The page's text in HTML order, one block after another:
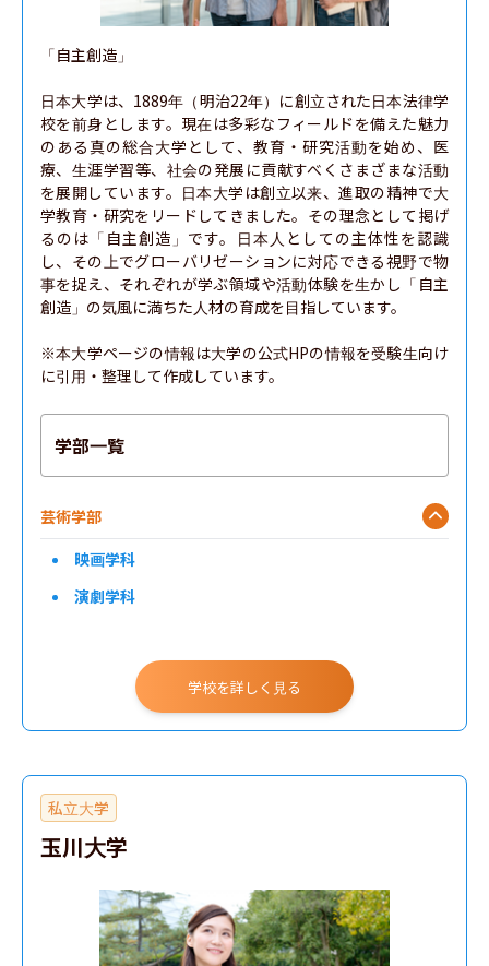
「自主創造」
日本大学は、1889年（明治22年）に創立された日本法律学
校を前身とします。現在は多彩なフィールドを備えた魅力
のある真の総合大学として、教育・研究活動を始め、医
療、生涯学習等、社会の発展に貢献すべくさまざまな活動
を展開しています。日本大学は創立以来、進取の精神で大
学教育・研究をリードしてきました。その理念として掲げ
るのは「自主創造」です。日本人としての主体性を認識
し、その上でグローバリゼーションに対応できる視野で物
事を捉え、それぞれが学ぶ領域や活動体験を生かし「自主
創造」の気風に満ちた人材の育成を目指しています。
※本大学ページの情報は大学の公式HPの情報を受験生向け
に引用・整理して作成しています。
学部一覧
芸術学部
映画学科
演劇学科
学校を詳しく見る
私立大学
玉川大学